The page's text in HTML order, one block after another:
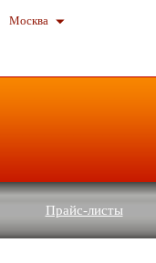
Москва
Прайс-листы